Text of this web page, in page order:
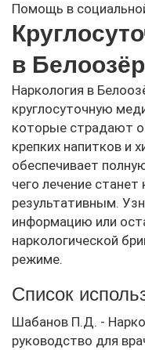
Помощь в
в
Наркология в
круглосуточную
которые страдают
крепких напитков и
обеспечивает
чего лечение
результативным.
информацию или
наркологической
режиме.
Список
Шабанов П.Д. -
руководство для